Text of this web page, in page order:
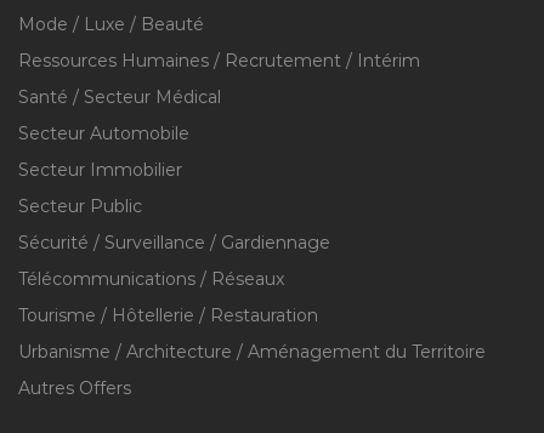
Mode / Luxe / Beauté
Ressources Humaines / Recrutement / Intérim
Santé / Secteur Médical
Secteur Automobile
Secteur Immobilier
Secteur Public
Sécurité / Surveillance / Gardiennage
Télécommunications / Réseaux
Tourisme / Hôtellerie / Restauration
Urbanisme / Architecture / Aménagement du Territoire
Autres Offers